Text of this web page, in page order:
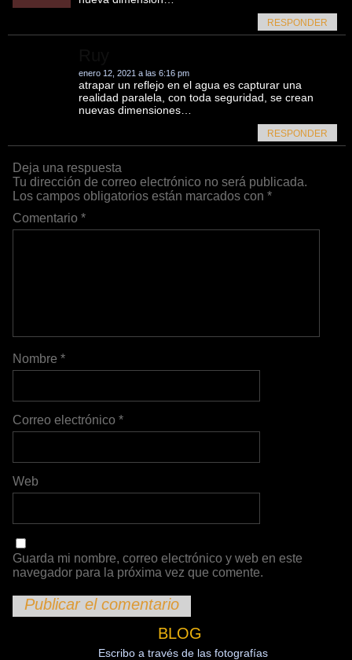
RESPONDER
enero 12, 2021 a las 6:16 pm
atrapar un reflejo en el agua es capturar una
realidad paralela, con toda seguridad, se crean
nuevas dimensiones…
RESPONDER
Deja una respuesta
Tu dirección de correo electrónico no será publicada.
Los campos obligatorios están marcados con *
Comentario *
Nombre *
Correo electrónico *
Web
Guarda mi nombre, correo electrónico y web en este
navegador para la próxima vez que comente.
BLOG
Escribo a través de las fotografías